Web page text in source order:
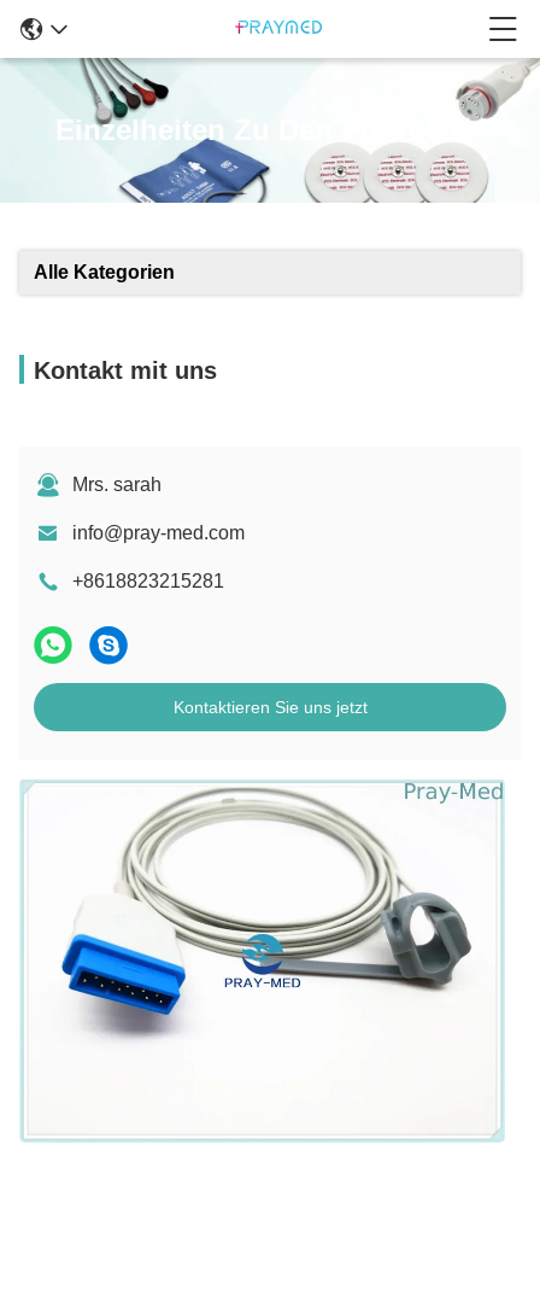
Einzelheiten Zu Den Produkten
Alle Kategorien
Kontakt mit uns
Mrs. sarah
info@pray-med.com
+8618823215281
Kontaktieren Sie uns jetzt